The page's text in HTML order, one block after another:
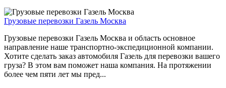
Грузовые перевозки Газель Москва
Грузовые перевозки Газель Москва и область основное
направление наше транспортно-экспедиционной компании.
Хотите сделать заказ автомобиля Газель для перевозки вашего
груза? В этом вам поможет наша компания. На протяжении
более чем пяти лет мы пред...